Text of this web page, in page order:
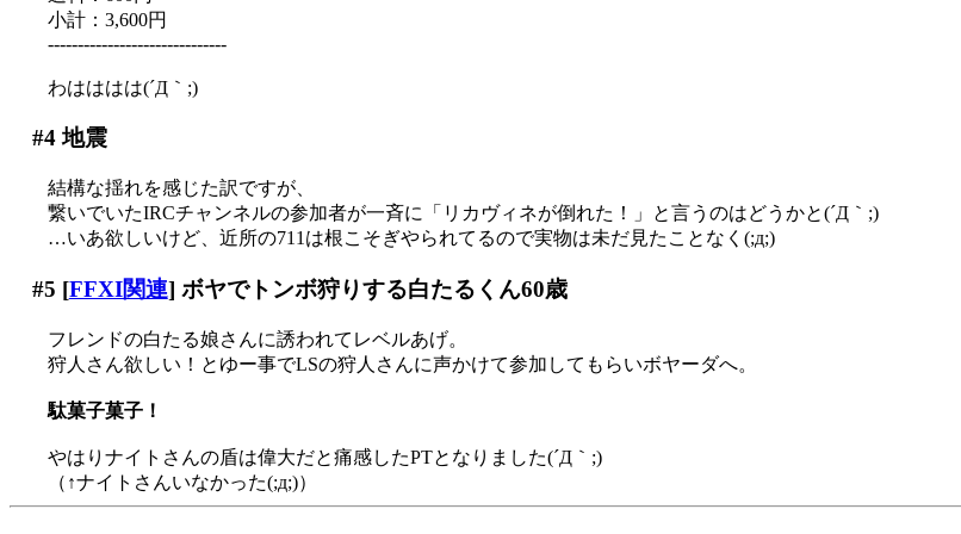
小計：3,600円
------------------------------
わはははは(´Д｀;)
#4地震
結構な揺れを感じた訳ですが、
繋いでいたIRCチャンネルの参加者が一斉に「リカヴィネが倒れた！」と言うのはどうかと(´Д｀;)
…いあ欲しいけど、近所の711は根こそぎやられてるので実物は未だ見たことなく(;д;)
#5 [FFXI関連] ボヤでトンボ狩りする白たるくん60歳
フレンドの白たる娘さんに誘われてレベルあげ。
狩人さん欲しい！とゆー事でLSの狩人さんに声かけて参加してもらいボヤーダへ。
駄菓子菓子！
やはりナイトさんの盾は偉大だと痛感したPTとなりました(´Д｀;)
（↑ナイトさんいなかった(;д;)）